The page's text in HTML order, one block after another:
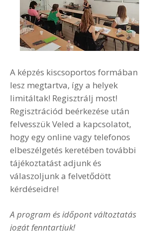
A képzés kiscsoportos formában
lesz megtartva, így a helyek
limitáltak! Regisztrálj most!
Regisztrációd beérkezése után
felvesszük Veled a kapcsolatot,
hogy egy online vagy telefonos
elbeszélgetés keretében további
tájékoztatást adjunk és
válaszoljunk a felvetődött
kérdéseidre!
A program és időpont változtatás
jogát fenntartjuk!